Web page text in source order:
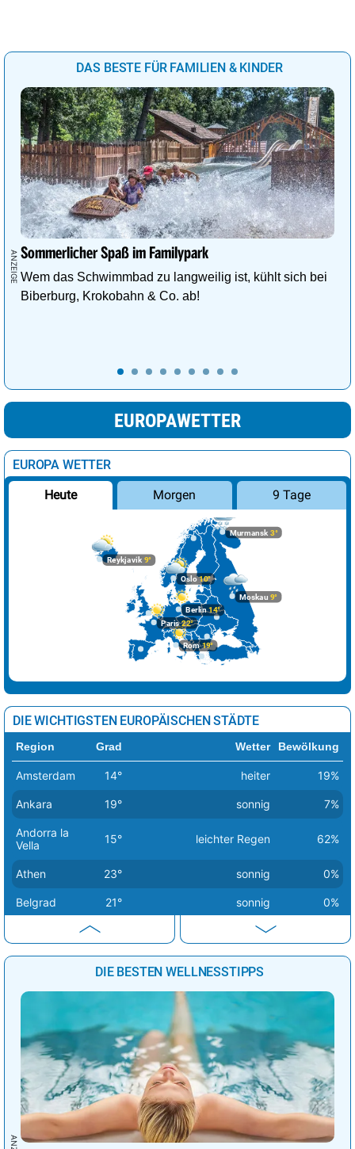
DAS BESTE FÜR FAMILIEN & KINDER
Sommerlicher Spaß im Familypark
Wem das Schwimmbad zu langweilig ist, kühlt sich bei
Biberburg, Krokobahn & Co. ab!
EUROPAWETTER
EUROPA WETTER
Heute Morgen 9 Tage
Rom19°
Murmansk 3°
Berlin14°
Moskau 9°
Paris22°
Oslo10°
Reykjavik 9°
DIE WICHTIGSTEN EUROPÄISCHEN STÄDTE
Region Grad Wetter Bewölkung
Amsterdam 14° heiter 19%
Ankara 19° sonnig 7%
Andorra la
Vella
15° leichter Regen 62%
Athen 23° sonnig 0%
Belgrad 21° sonnig 0%
sonnig
Bern 20° sonnig 2%
sonnig
Budapest 17° 0%
Bukarest 25° sonnig
Chisinau 21° heiter 26%
16° leichte Regenschauer
DIE BESTEN WELLNESSTIPPS